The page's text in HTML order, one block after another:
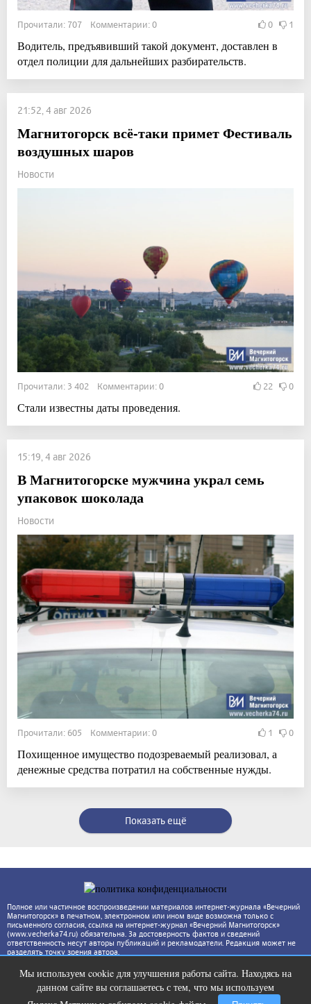
Прочитали: 707 Комментарии: 0 0 1
Водитель, предъявивший такой документ, доставлен в
отдел полиции для дальнейших разбирательств.
21:52, 4 авг 2026
Магнитогорск всё-таки примет Фестиваль
воздушных шаров
Новости
Прочитали: 3 402 Комментарии: 0 22 0
Стали известны даты проведения.
15:19, 4 авг 2026
В Магнитогорске мужчина украл семь
упаковок шоколада
Новости
Прочитали: 605 Комментарии: 0 1 0
Похищенное имущество подозреваемый реализовал, а
денежные средства потратил на собственные нужды.
Показать ещё
Полное или частичное воспроизведении материалов интернет-журнала «Вечерний
Магнитогорск» в печатном, электронном или ином виде возможна только с
письменного согласия, ссылка на интернет-журнал «Вечерний Магнитогорск»
(www.vecherka74.ru) обязательна. За достоверность фактов и сведений
ответственность несут авторы публикаций и рекламодатели. Редакция может не
разделять точку зрения автора.
Мы используем cookie для улучшения работы сайта. Находясь на
данном сайте вы соглашаетесь с тем, что мы используем
Этот танец невесты оставит вас без
слов! Пересмотрела 10 раз